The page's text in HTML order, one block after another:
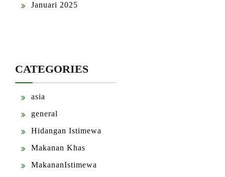
Januari 2025
CATEGORIES
asia
general
Hidangan Istimewa
Makanan Khas
MakananIstimewa